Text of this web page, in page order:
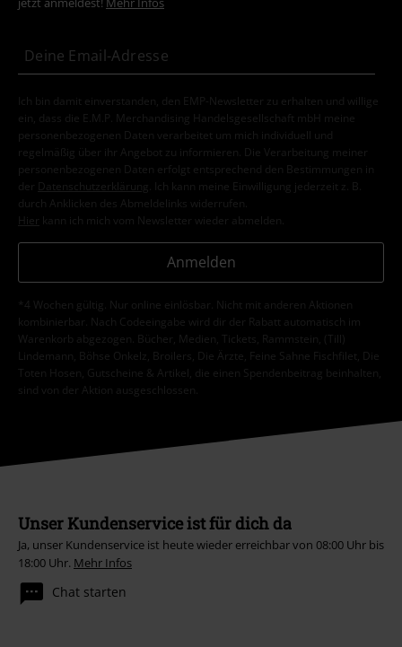
Ich bin damit einverstanden, den EMP-Newsletter zu erhalten und willige
ein, dass die E.M.P. Merchandising Handelsgesellschaft mbH meine
personenbezogenen Daten verarbeitet um mich individuell und
regelmäßig über ihr Angebot zu informieren. Die Verarbeitung meiner
personenbezogenen Daten erfolgt entsprechend den Bestimmungen in
der
Datenschutzerklärung
. Ich kann meine Einwilligung jederzeit z. B.
durch Anklicken des Abmeldelinks widerrufen.
Hier kann ich mich vom Newsletter wieder abmelden.
Anmelden
*4 Wochen gültig. Nur online einlösbar. Nicht mit anderen Aktionen
kombinierbar. Nach Codeeingabe wird dir der Rabatt automatisch im
Warenkorb abgezogen. Bücher, Medien, Tickets, Rammstein, (Till)
Lindemann, Böhse Onkelz, Broilers, Die Ärzte, Feine Sahne Fischfilet, Die
Toten Hosen, Gutscheine & Artikel, die einen Spendenbeitrag beinhalten,
sind von der Aktion ausgeschlossen.
Unser Kundenservice ist für dich da
Ja, unser Kundenservice ist heute wieder erreichbar von 08:00 Uhr bis
18:00 Uhr. Mehr Infos
Chat starten